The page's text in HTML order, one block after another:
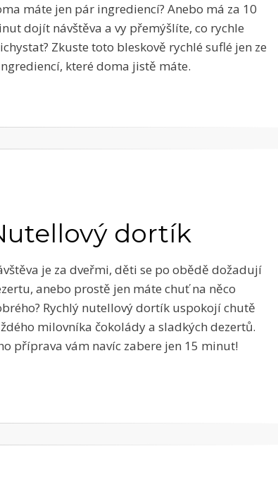
máte jen pár ingrediencí? Anebo má za 10
dojít návštěva a vy přemýšlíte, co rychle
Zkuste toto bleskově rychlé suflé jen ze
které doma jistě máte.
dortík
je za dveřmi, děti se po obědě dožadují
anebo prostě jen máte chuť na něco
Rychlý nutellový dortík uspokojí chutě
milovníka čokolády a sladkých dezertů.
příprava vám navíc zabere jen 15 minut!